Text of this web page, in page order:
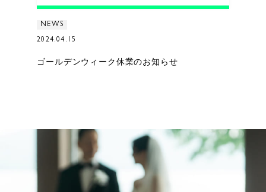
NEWS
2024.04.15
ゴールデンウィーク休業のお知らせ